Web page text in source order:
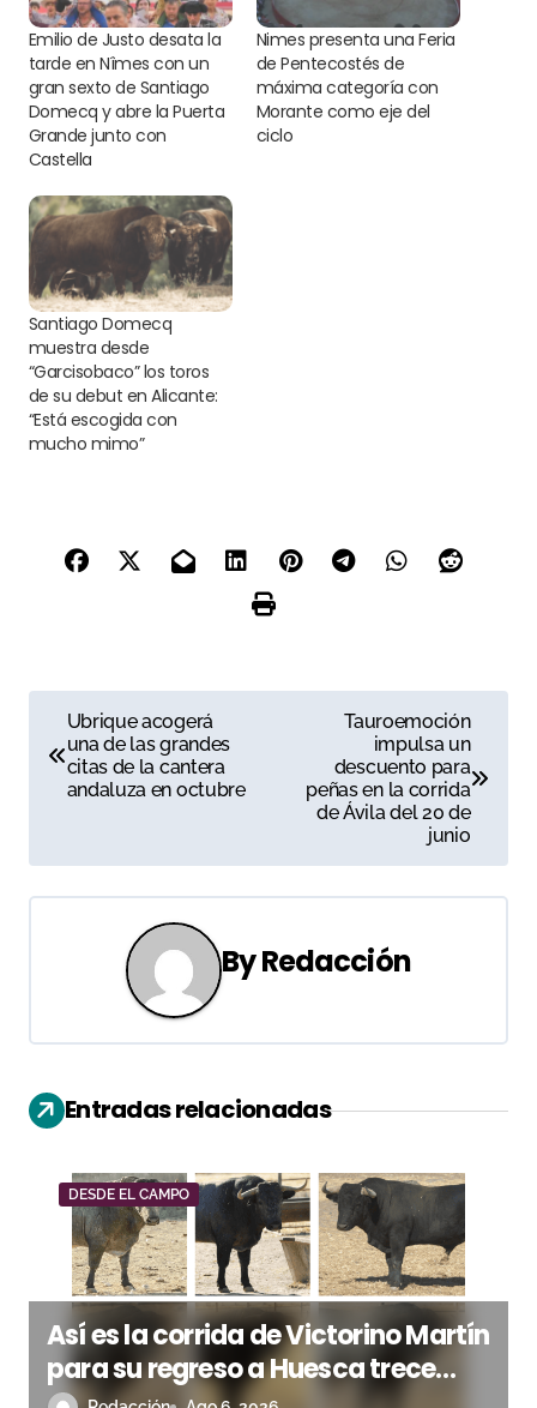
Emilio de Justo desata la
tarde en Nîmes con un
gran sexto de Santiago
Domecq y abre la Puerta
Grande junto con
Castella
Nimes presenta una Feria
de Pentecostés de
máxima categoría con
Morante como eje del
ciclo
Santiago Domecq
muestra desde
“Garcisobaco” los toros
de su debut en Alicante:
“Está escogida con
mucho mimo”
a
e
g
i
ó
e
n
Ubrique acogerá
una de las grandes
citas de la cantera
andaluza en octubre
Tauroemoción
impulsa un
descuento para
peñas en la corrida
de Ávila del 20 de
junio
ByRedacción
Entradas relacionadas
DESDE EL CAMPO
Así es la corrida de Victorino Martín
para su regreso a Huesca trece